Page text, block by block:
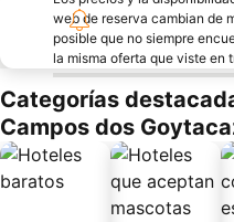
web de reserva cambian de
posible que no siempre
la misma oferta que viste en
Categorías
Campos dos